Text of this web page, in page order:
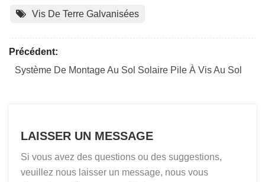
Vis De Terre Galvanisées
Précédent:
Système De Montage Au Sol Solaire Pile À Vis Au Sol
LAISSER UN MESSAGE
Si vous avez des questions ou des suggestions,
veuillez nous laisser un message, nous vous